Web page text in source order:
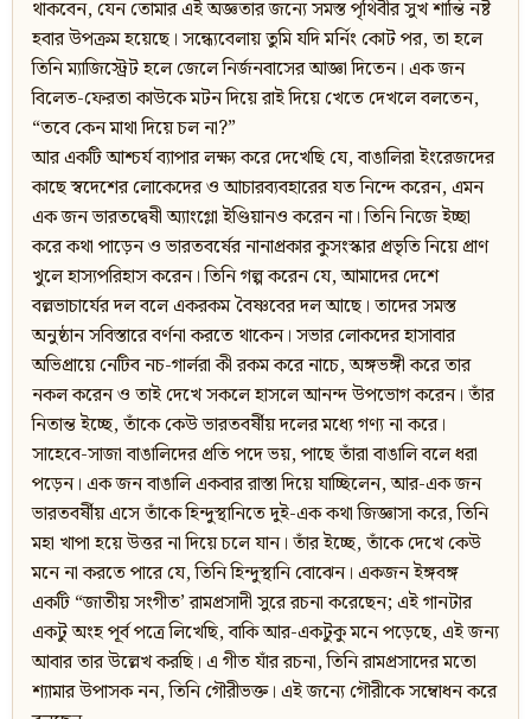
থাকবেন, যেন তোমার এই অজ্ঞতার জন্যে সমস্ত পৃথিবীর সুখ শান্তি নষ্ট
হবার উপক্রম হয়েছে। সন্ধ্যেবেলায় তুমি যদি মর্নিং কোট পর, তা হলে
তিনি ম্যাজিস্ট্রেট হলে জেলে নির্জনবাসের আজ্ঞা দিতেন। এক জন
বিলেত-ফেরতা কাউকে মটন দিয়ে রাই দিয়ে খেতে দেখলে বলতেন,
“তবে কেন মাথা দিয়ে চল না?”
আর একটি আশ্চর্য ব্যাপার লক্ষ্য করে দেখেছি যে, বাঙালিরা ইংরেজদের
কাছে স্বদেশের লোকেদের ও আচারব্যবহারের যত নিন্দে করেন, এমন
এক জন ভারতদ্বেষী অ্যাংগ্লো ইণ্ডিয়ানও করেন না। তিনি নিজে ইচ্ছা
করে কথা পাড়েন ও ভারতবর্ষের নানাপ্রকার কুসংস্কার প্রভৃতি নিয়ে প্রাণ
খুলে হাস্যপরিহাস করেন। তিনি গল্প করেন যে, আমাদের দেশে
বল্লভাচার্যের দল বলে একরকম বৈষ্ণবের দল আছে। তাদের সমস্ত
অনুষ্ঠান সবিস্তারে বর্ণনা করতে থাকেন। সভার লোকদের হাসাবার
অভিপ্রায়ে নেটিব নচ-গার্লরা কী রকম করে নাচে, অঙ্গভঙ্গী করে তার
নকল করেন ও তাই দেখে সকলে হাসলে আনন্দ উপভোগ করেন। তাঁর
নিতান্ত ইচ্ছে, তাঁকে কেউ ভারতবর্ষীয় দলের মধ্যে গণ্য না করে।
সাহেবে-সাজা বাঙালিদের প্রতি পদে ভয়, পাছে তাঁরা বাঙালি বলে ধরা
পড়েন। এক জন বাঙালি একবার রাস্তা দিয়ে যাচ্ছিলেন, আর-এক জন
ভারতবর্ষীয় এসে তাঁকে হিন্দুস্থানিতে দুই-এক কথা জিজ্ঞাসা করে, তিনি
মহা খাপা হয়ে উত্তর না দিয়ে চলে যান। তাঁর ইচ্ছে, তাঁকে দেখে কেউ
মনে না করতে পারে যে, তিনি হিন্দুস্থানি বোঝেন। একজন ইঙ্গবঙ্গ
একটি “জাতীয় সংগীত’ রামপ্রসাদী সুরে রচনা করেছেন; এই গানটার
একটু অংহ পূর্ব পত্রে লিখেছি, বাকি আর-একটুকু মনে পড়েছে, এই জন্য
আবার তার উল্লেখ করছি। এ গীত যাঁর রচনা, তিনি রামপ্রসাদের মতো
শ্যামার উপাসক নন, তিনি গৌরীভক্ত। এই জন্যে গৌরীকে সম্বোধন করে